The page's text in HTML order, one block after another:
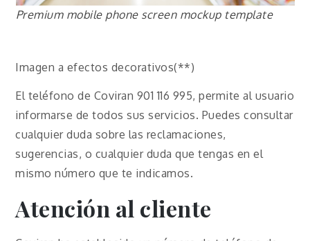
Premium mobile phone screen mockup template
Imagen a efectos decorativos(**)
El teléfono de Coviran 901 116 995, permite al usuario
informarse de todos sus servicios. Puedes consultar
cualquier duda sobre las reclamaciones,
sugerencias, o cualquier duda que tengas en el
mismo número que te indicamos.
Atención al cliente